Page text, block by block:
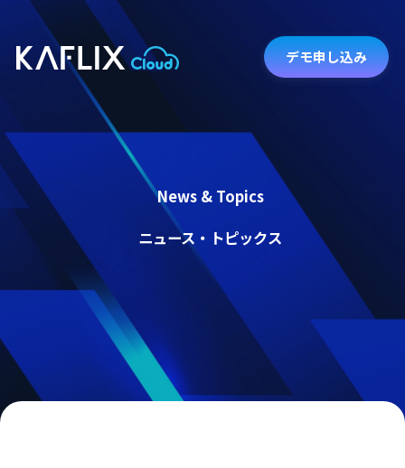
デモ申し込み
News & Topics
ニュース・トピックス